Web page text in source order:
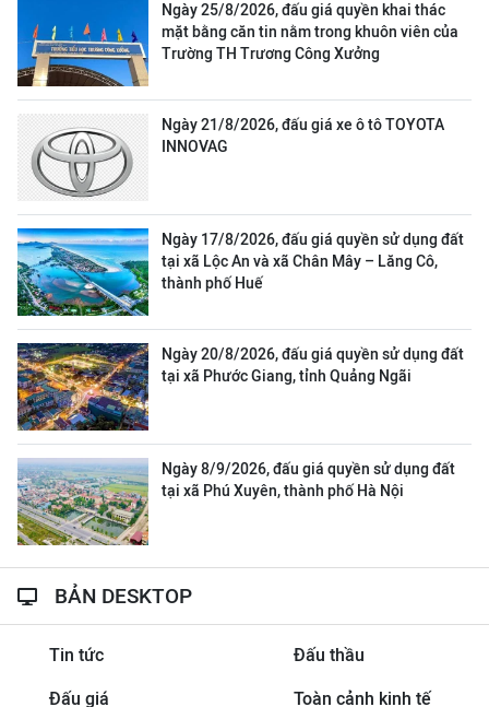
Ngày 25/8/2026, đấu giá quyền khai thác
mặt bằng căn tin nằm trong khuôn viên của
Trường TH Trương Công Xưởng
Ngày 21/8/2026, đấu giá xe ô tô TOYOTA
INNOVAG
Ngày 17/8/2026, đấu giá quyền sử dụng đất
tại xã Lộc An và xã Chân Mây – Lăng Cô,
thành phố Huế
Ngày 20/8/2026, đấu giá quyền sử dụng đất
tại xã Phước Giang, tỉnh Quảng Ngãi
Ngày 8/9/2026, đấu giá quyền sử dụng đất
tại xã Phú Xuyên, thành phố Hà Nội
BẢN DESKTOP
Tin tức Đấu thầu
Đấu giá Toàn cảnh kinh tế